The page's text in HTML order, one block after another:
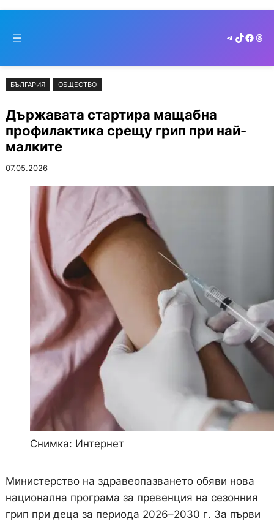
съдържанието
to
Telegram
TikTok
БЪЛГАРИЯ ОБЩЕСТВО
Държавата стартира мащабна
профилактика срещу грип при най-
малките
07.05.2026
Снимка: Интернет
Министерство на здравеопазването обяви нова
национална програма за превенция на сезонния
грип при деца за периода 2026–2030 г. За първи